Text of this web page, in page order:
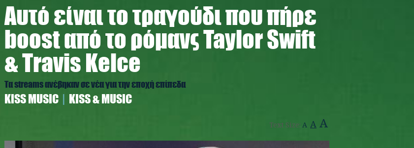
Αυτό είναι το τραγούδι που πήρε
boost από το ρόμανς Taylor Swift
& Travis Kelce
Τα streams ανέβηκαν σε νέα για την εποχή επίπεδα
ΚISS MUSIC KISS & MUSIC
Text Size: A A A
u.jpg